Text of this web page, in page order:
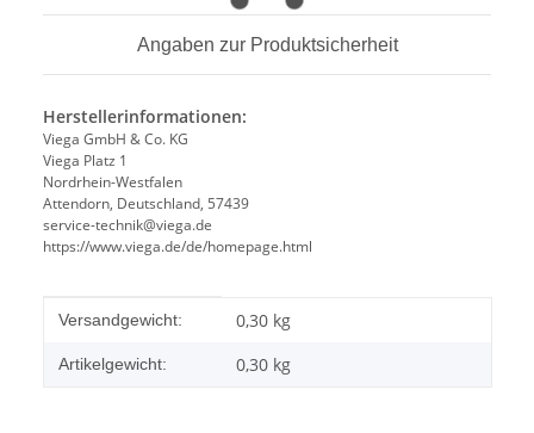
Angaben zur Produktsicherheit
Herstellerinformationen:
Viega GmbH & Co. KG
Viega Platz 1
Nordrhein-Westfalen
Attendorn, Deutschland, 57439
service-technik@viega.de
https://www.viega.de/de/homepage.html
Produkteigenschaft
Wert
Versandgewicht: 0,30 kg
Artikelgewicht: 0,30 kg